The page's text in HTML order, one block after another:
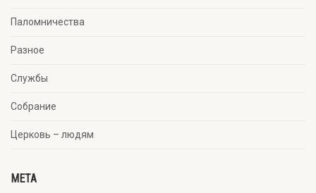
Паломничества
Разное
Службы
Собрание
Церковь – людям
META